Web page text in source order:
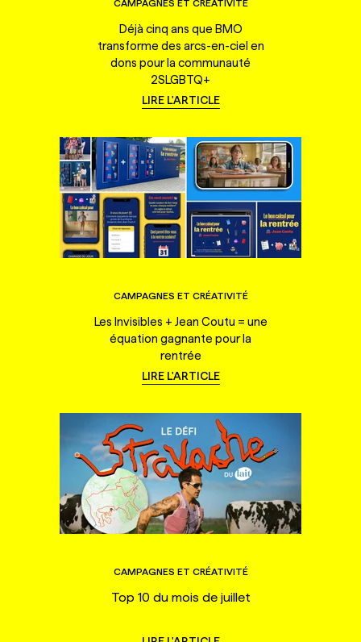
CAMPAGNES ET CRÉATIVITÉ
Déjà cinq ans que BMO
transforme des arcs-en-ciel en
dons pour la communauté
2SLGBTQ+
LIRE L'ARTICLE
CAMPAGNES ET CRÉATIVITÉ
Les Invisibles + Jean Coutu = une
équation gagnante pour la
rentrée
LIRE L'ARTICLE
CAMPAGNES ET CRÉATIVITÉ
Top 10 du mois de juillet